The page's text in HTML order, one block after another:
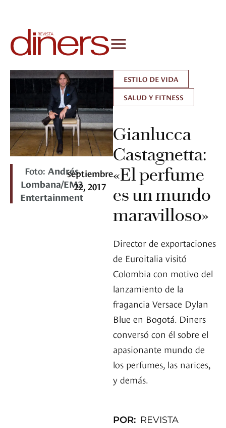
Foto: Andrés
Lombana/EM2
Entertainment
septiembre
22, 2017
ESTILO DE VIDA
SALUD Y FITNESS
Gianlucca
Castagnetta:
«El perfume
es un mundo
maravilloso»
Director de exportaciones
de Euroitalia visitó
Colombia con motivo del
lanzamiento de la
fragancia Versace Dylan
Blue en Bogotá. Diners
conversó con él sobre el
apasionante mundo de
los perfumes, las narices,
y demás.
POR: REVISTA